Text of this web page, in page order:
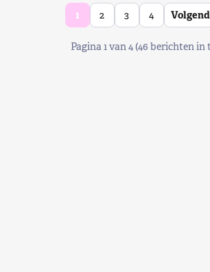
1 2 3 4
Pagina 1 van 4 (46 berichten in